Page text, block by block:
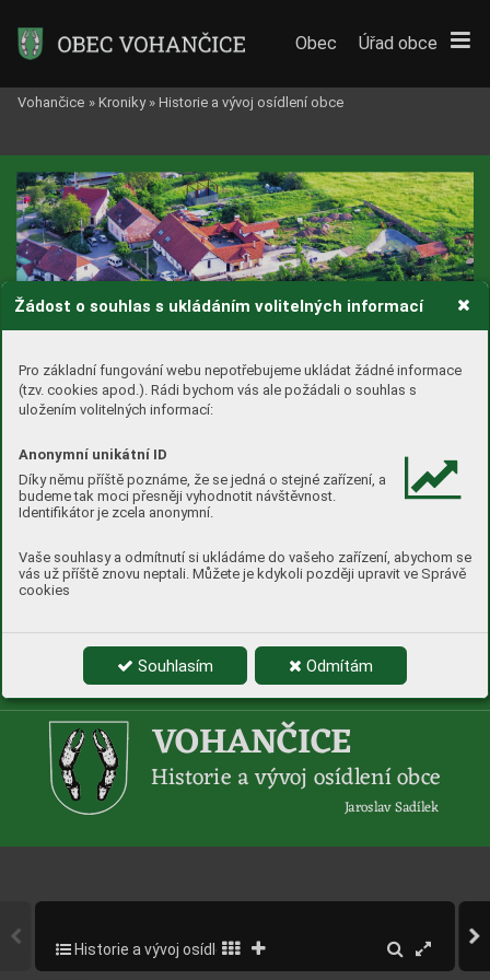
Žádost o souhlas s ukládáním volitelných informací
Pro základní fungování webu nepotřebujeme ukládat žádné informace
(tzv. cookies apod.). Rádi bychom vás ale požádali o souhlas s
uložením volitelných informací:
Anonymní unikátní ID
Díky němu příště poznáme, že se jedná o stejné zařízení, a
budeme tak moci přesněji vyhodnotit návštěvnost.
Identifikátor je zcela anonymní.
Vaše souhlasy a odmítnutí si ukládáme do vašeho zařízení, abychom se
vás už příště znovu neptali. Můžete je kdykoli později upravit ve Správě
cookies
Souhlasím Odmítám
Historie a vývoj osídlení obce
Jaroslav Sadílek
VOHANČICE
Obec Úřad obce
Vohančice » Kroniky » Historie a vývoj osídlení obce
Historie a vývoj osídlení obce